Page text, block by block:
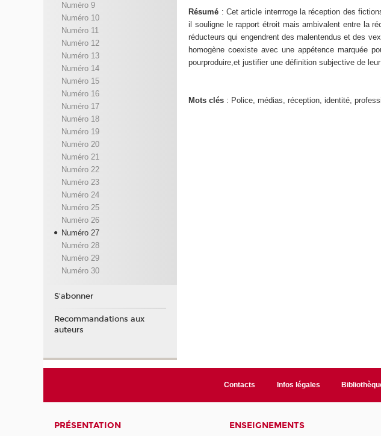
Résumé : Cet article interrroge la réception des
il souligne le rapport étroit mais ambivalent entre la
réducteurs qui engendrent des malentendus et des
homogène coexiste avec une appétence marquée
pourproduire,et justifier une définition subjective de
Mots clés : Police, médias, réception, identité,
Numéro 9
Numéro 10
Numéro 11
Numéro 12
Numéro 13
Numéro 14
Numéro 15
Numéro 16
Numéro 17
Numéro 18
Numéro 19
Numéro 20
Numéro 21
Numéro 22
Numéro 23
Numéro 24
Numéro 25
Numéro 26
Numéro 27
Numéro 28
Numéro 29
Numéro 30
S'abonner
Recommandations aux
auteurs
Contacts Infos légales
PRÉSENTATION ENSEIGNEMENTS